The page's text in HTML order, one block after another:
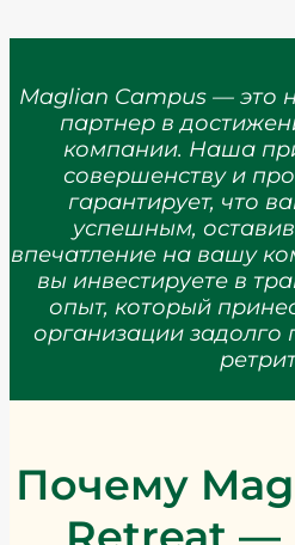
Maglian Campus — это
партнер в
компании. Наша
совершенству и
гарантирует, что
успешным,
впечатление на вашу
вы инвестируете в
опыт, который
организации задолго
Почему